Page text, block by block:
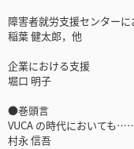
障害者就労支援センター
稲葉 健太郎，他
企業における支援
堀口 明子
●巻頭言
VUCA の時代においても
村永 信吾